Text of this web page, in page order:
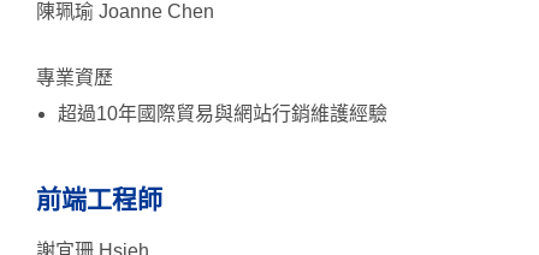
陳珮瑜 Joanne Chen
專業資歷
超過10年國際貿易與網站行銷維護經驗
前端工程師
謝宜珊 Hsieh